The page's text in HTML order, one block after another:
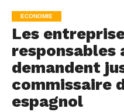
ECONOMIE
Les
responsables
demandent
commissaire
espagnol